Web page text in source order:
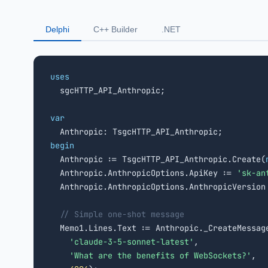
Delphi C++ Builder .NET
uses
sgcHTTP_API_Anthropic;
var
begin
Anthropic := TsgcHTTP_API_Anthropic.Create(
  Anthropic.AnthropicOptions.ApiKey :=
'sk-
Anthropic.AnthropicOptions.AnthropicVersion
// Simple one-shot message
Memo1.Lines.Text :=
'claude-3-5-sonnet-latest' ,
'What are the benefits of WebSockets?' ,